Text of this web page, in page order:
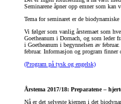
Seminarene åpner opp emner som
Tema for seminaret er de biodynamiske
Vi følger som vanlig årstemaet som
Goetheanum i Dornach, og som leder
i Goetheanum i begynnelsen av
februar. Informasjon og program finner
(Program på tysk og engelsk)
Årstema 2017/18: Preparatene –
Nå er det selveste kjernen i det